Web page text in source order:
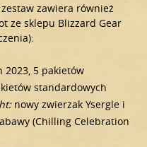
zawiera również
ze sklepu Blizzard Gear
2023, 5 pakietów
standardowych
nowy zwierzak Ysergle i
(Chilling Celebration